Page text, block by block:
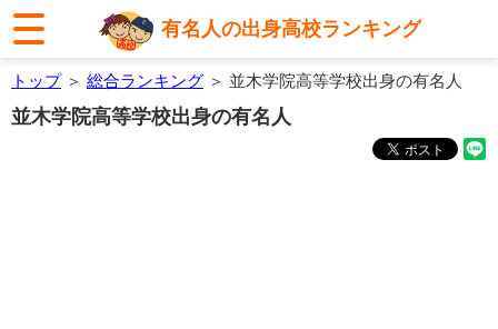
有名人の出身高校ランキング
トップ＞ 総合ランキング ＞ 並木学院高等学校出身の有名人
並木学院高等学校出身の有名人